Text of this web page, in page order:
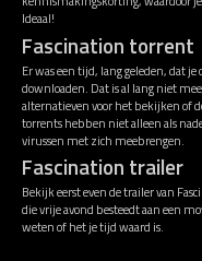
Ideaal!
Fascination torrent
Er was een tijd, lang geleden, dat
downloaden. Dat is al lang niet
alternatieven voor het bekijken of
torrents hebben niet alleen als
virussen met zich meebrengen.
Fascination trailer
Bekijk eerst even de trailer van
die vrije avond besteedt aan een
weten of het je tijd waard is.